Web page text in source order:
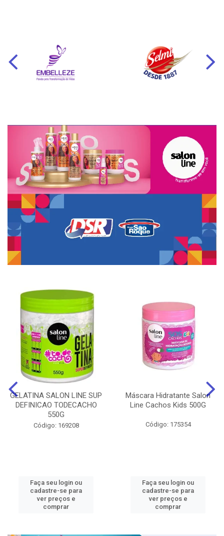
GELATINA SALON LINE SUP
DEFINICAO TODECACHO
550G
Código: 169208
Faça seu login ou
cadastre-se para
ver preços e
comprar
Máscara Hidratante Salon
Line Cachos Kids 500G
Código: 175354
Faça seu login ou
cadastre-se para
ver preços e
comprar